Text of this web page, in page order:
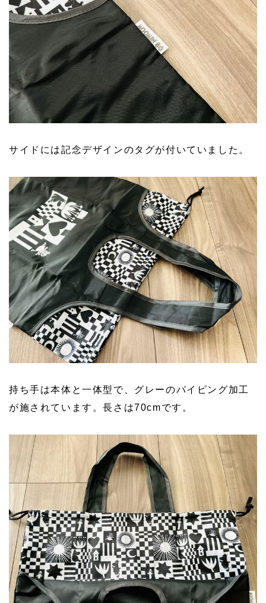
サイドには記念デザインのタグが付いていました。
持ち手は本体と一体型で、グレーのパイピング加工
が施されています。長さは70cmです。